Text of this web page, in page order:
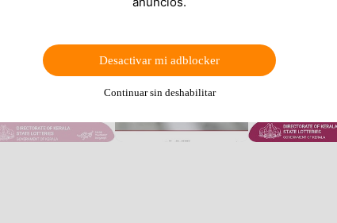
Desactivar mi adblocker
Continuar sin deshabilitar